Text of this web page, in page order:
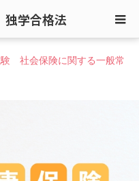
学合格法
験 社会保険に関する一般常